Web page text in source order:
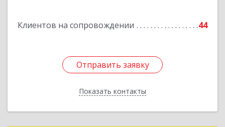
Клиентов на сопровождении 44
Отправить заявку
Показать контакты
Отправить заявку
Назад